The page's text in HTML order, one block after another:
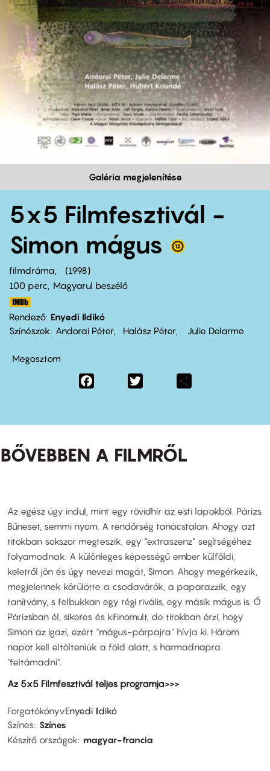
Galéria megjelenítése
5x5 Filmfesztivál -
Simon mágus
filmdráma
1998
100 perc,
Magyarul beszélő
Rendező Enyedi Ildikó
Színészek
Andorai Péter Halász Péter Julie Delarme
Megosztom
Facebook
BŐVEBBEN A FILMRŐL
Az egész úgy indul, mint egy rövidhír az esti lapokból. Párizs.
Bűneset, semmi nyom. A rendőrség tanácstalan. Ahogy azt
titokban sokszor megteszik, egy "extraszenz" segítségéhez
folyamodnak. A különleges képességű ember külföldi,
keletről jön és úgy nevezi magát, Simon. Ahogy megérkezik,
megjelennek körülötte a csodavárók, a paparazzik, egy
tanítvány, s felbukkan egy régi rivális, egy másik mágus is. Ő
Párizsban él, sikeres és kifinomult, de titokban érzi, hogy
Simon az igazi, ezért "mágus-párpajra" hívja ki. Három
napot kell eltölteniük a föld alatt, s harmadnapra
"feltámadni".
Az 5x5 Filmfesztivál teljes programja>>>
ForgatókönyvEnyedi Ildikó
Színes Színes
Készítő országok
magyar-francia